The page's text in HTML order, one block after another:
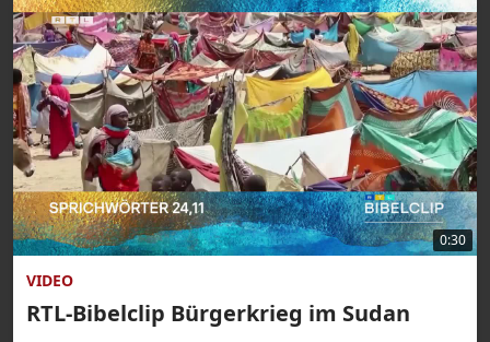
0:30
VIDEO
RTL-Bibelclip Bürgerkrieg im Sudan